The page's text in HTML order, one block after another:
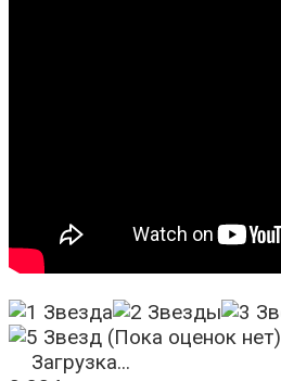
(Пока оценок нет)
Загрузка...